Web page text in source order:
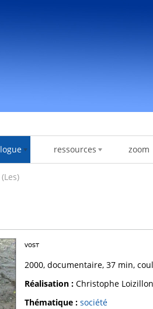
ressources zoom
2000, documentaire, 37 min,
Réalisation : Christophe Loizillon
Thématique : société